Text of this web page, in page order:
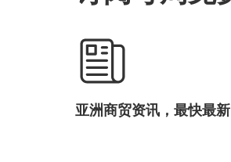
亚洲商贸资讯，最快最新